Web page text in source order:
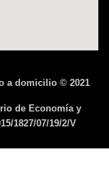
a domicilio © 2021
de Economía y
1827/07/19/2/V